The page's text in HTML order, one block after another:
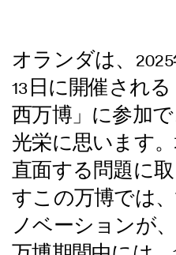
オランダは、2025
13日に開催される
西万博」に参加
光栄に思います
直面する問題に
すこの万博では
ノベーションが
Media
ニュース
プレス
メディア掲
Contact
お問合せ
スポンサー